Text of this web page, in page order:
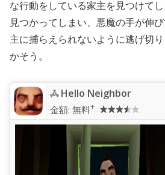
な行動をしている家主を見つけて
見つかってしまい、悪魔の手が伸
主に捕らえられないように逃げ切
かそう。
Hello Neighbor
金額: 無料+